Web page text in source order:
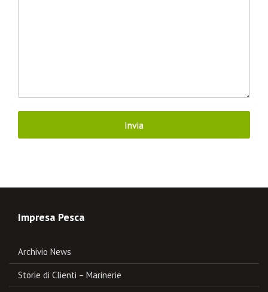
Impresa Pesca
Archivio News
Storie di Clienti – Marinerie